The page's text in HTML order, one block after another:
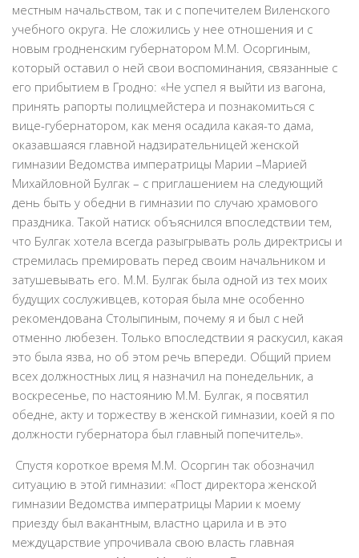
местным начальством, так и с попечителем Виленского
учебного округа. Не сложились у нее отношения и с
новым гродненским губернатором М.М. Осоргиным,
который оставил о ней свои воспоминания, связанные с
его прибытием в Гродно: «Не успел я выйти из вагона,
принять рапорты полицмейстера и познакомиться с
вице-губернатором, как меня осадила какая-то дама,
оказавшаяся главной надзирательницей женской
гимназии Ведомства императрицы Марии –Марией
Михайловной Булгак – с приглашением на следующий
день быть у обедни в гимназии по случаю храмового
праздника. Такой натиск объяснился впоследствии тем,
что Булгак хотела всегда разыгрывать роль директрисы и
стремилась премировать перед своим начальником и
затушевывать его. М.М. Булгак была одной из тех моих
будущих сослуживцев, которая была мне особенно
рекомендована Столыпиным, почему я и был с ней
отменно любезен. Только впоследствии я раскусил, какая
это была язва, но об этом речь впереди. Общий прием
всех должностных лиц я назначил на понедельник, а
воскресенье, по настоянию М.М. Булгак, я посвятил
обедне, акту и торжеству в женской гимназии, коей я по
должности губернатора был главный попечитель».
Спустя короткое время М.М. Осоргин так обозначил
ситуацию в этой гимназии: «Пост директора женской
гимназии Ведомства императрицы Марии к моему
приезду был вакантным, властно царила и в это
междуцарствие упрочивала свою власть главная